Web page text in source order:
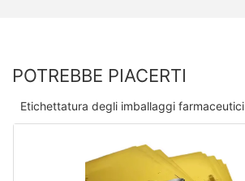
POTREBBE PIACERTI
Etichettatura degli imballaggi farmaceutici